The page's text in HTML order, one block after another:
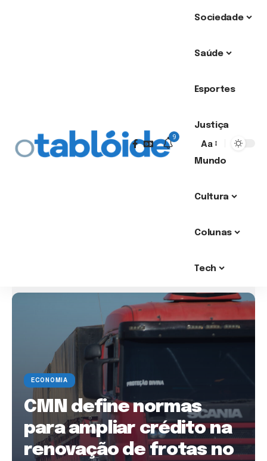
Sociedade
Saúde
Esportes
Justiça
Mundo
Cultura
Colunas
Tech
9
Aa
ECONOMIA
CMN define normas
para ampliar crédito na
renovação de frotas no